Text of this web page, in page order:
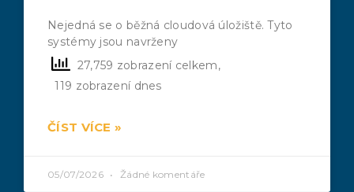
Nejedná se o běžná cloudová úložiště. Tyto
systémy jsou navrženy
27,759 zobrazení celkem,
119 zobrazení dnes
ČÍST VÍCE »
05/07/2026 Žádné komentáře